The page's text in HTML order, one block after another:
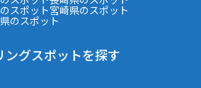
スポット宮崎県のスポット
のスポット
グスポットを探す